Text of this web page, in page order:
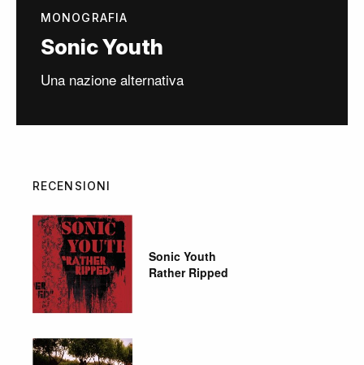
MONOGRAFIA
Sonic Youth
Una nazione alternativa
RECENSIONI
Sonic Youth
Rather Ripped